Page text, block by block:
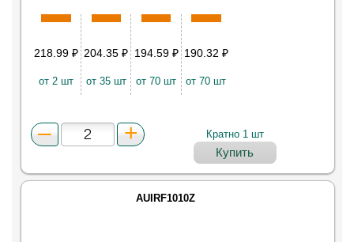
218.99 ₽
от 2 шт
204.35₽
от 35 шт
194.59 ₽
от 70 шт
190.32 ₽
от 70 шт
Кратно 1 шт
Купить
AUIRF1010Z